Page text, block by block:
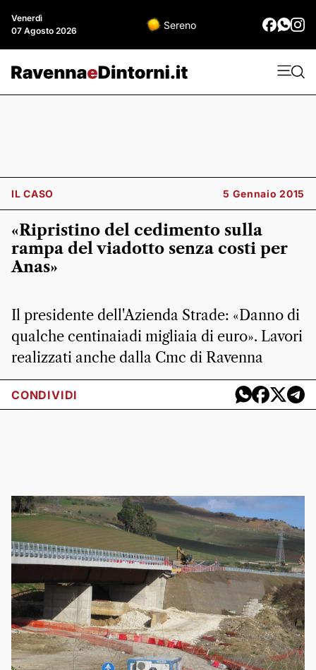
Venerdì
07 Agosto 2026
Sereno
IL CASO 5 Gennaio 2015
«Ripristino del cedimento sulla
rampa del viadotto senza costi per
Anas»
Il presidente dell'Azienda Strade: «Danno di
qualche centinaiadi migliaia di euro». Lavori
realizzati anche dalla Cmc di Ravenna
CONDIVIDI